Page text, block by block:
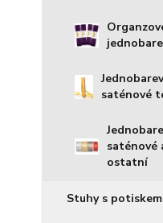
saténové
saténové
ostatní
Stuhy s potiskem